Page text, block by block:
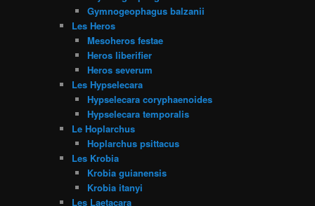
Gymnogeophagus balzanii
Les Heros
Mesoheros festae
Heros liberifier
Heros severum
Les Hypselecara
Hypselecara coryphaenoides
Hypselecara temporalis
Le Hoplarchus
Hoplarchus psittacus
Les Krobia
Krobia guianensis
Krobia itanyi
Les Laetacara